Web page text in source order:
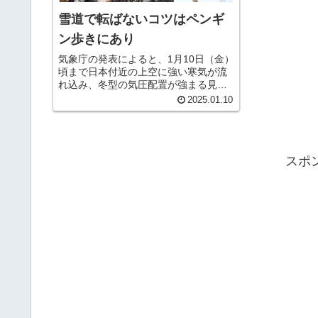
雪道で転ばないコツはペンギ
ン歩きにあり
気象庁の発表によると、1月10日（金）
頃まで日本付近の上空に強い寒気が流
れ込み、冬型の気圧配置が強まる見込
みです。本州の日本海側を中心に降雪
が続き、平地でも大雪となる可能性が
2025.01.10
スポ